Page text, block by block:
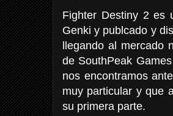
Fighter Destiny 2 es
Genki y publcado y
llegando al mercado
de SouthPeak
nos encontramos
muy particular y que
su primera parte.